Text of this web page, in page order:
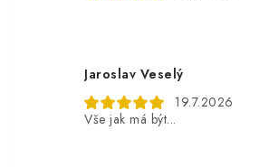
Jaroslav Veselý
19.7.2026
Vše jak má být...